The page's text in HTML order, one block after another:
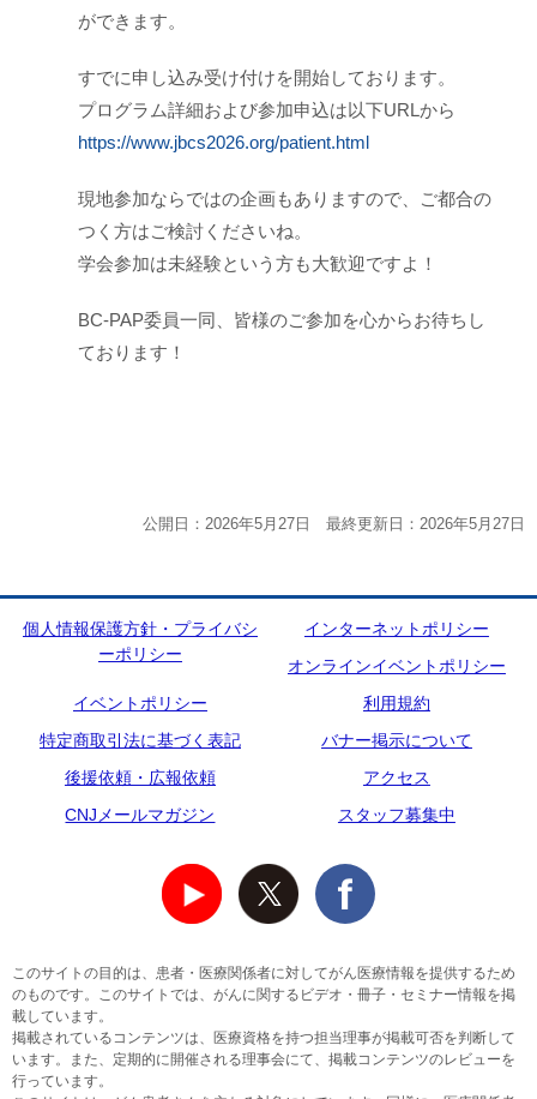
ができます。
すでに申し込み受け付けを開始しております。
プログラム詳細および参加申込は以下URLから
https://www.jbcs2026.org/patient.html
現地参加ならではの企画もありますので、ご都合の
つく方はご検討くださいね。
学会参加は未経験という方も大歓迎ですよ！
BC-PAP委員一同、皆様のご参加を心からお待ちし
ております！
公開日：2026年5月27日 最終更新日：2026年5月27日
個人情報保護方針・プライバシ
ーポリシー
インターネットポリシー
オンラインイベントポリシー
イベントポリシー
利用規約
特定商取引法に基づく表記
バナー掲示について
後援依頼・広報依頼
アクセス
CNJメールマガジン
スタッフ募集中
このサイトの目的は、患者・医療関係者に対してがん医療情報を提供するため
のものです。このサイトでは、がんに関するビデオ・冊子・セミナー情報を掲
載しています。
掲載されているコンテンツは、医療資格を持つ担当理事が掲載可否を判断して
います。また、定期的に開催される理事会にて、掲載コンテンツのレビューを
行っています。